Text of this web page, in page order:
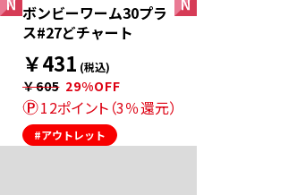
ボンビーワーム30プラ
ス#27どチャート
￥431 (税込)
￥605 29%OFF
12ポイント（3％還元）
#アウトレット